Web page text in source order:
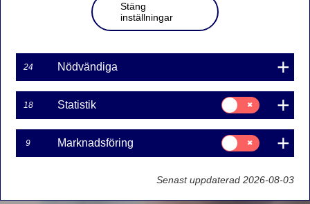
Stäng
inställningar
24 Nödvändiga
18 Statistik
Samtycke
för:
Statistik
9 Marknadsföring
Samtycke
för:
Marknadsföring
Senast uppdaterad 2026-08-03